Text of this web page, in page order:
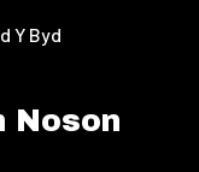
Y Byd
Noson